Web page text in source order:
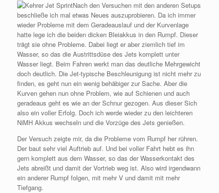
Nach den Versuchen mit den anderen Setups
beschließe ich mal etwas Neues auszuprobieren. Da ich immer
wieder Probleme mit dem Geradeauslauf und der Kurvenlage
hatte lege ich die beiden dicken Bleiakkus in den Rumpf. Dieser
trägt sie ohne Probleme. Dabei liegt er aber ziemlich tief im
Wasser, so das die Austrittsdüse des Jets komplett unter
Wasser liegt. Beim Fahren werkt man das deutliche Mehrgewicht
doch deutlich. Die Jet-typische Beschleunigung ist nicht mehr zu
finden, es geht nun ein wenig behäbiger zur Sache. Aber die
Kurven gehen nun ohne Problem, wie auf Schienen und auch
geradeaus geht es wie an der Schnur gezogen. Aus dieser Sich
also ein voller Erfolg. Doch ich werde wieder zu den leichteren
NiMH Akkus wechseln und die Vorzüge des Jets genießen.
Der Versuch zeigte mir, da die Probleme vom Rumpf her rühren.
Der baut sehr viel Auftrieb auf. Und bei voller Fahrt hebt es ihn
gern komplett aus dem Wasser, so das der Wasserkontakt des
Jets abreißt und damit der Vortrieb weg ist. Also wird irgendwann
ein anderer Rumpf folgen, mit mehr V und damit mit mehr
Tiefgang.